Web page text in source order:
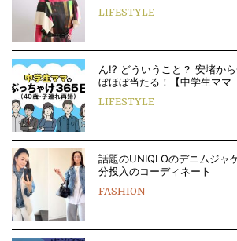
LIFESTYLE
ん!? どういうこと？ 安堵か
ぼほぼ当たる！【中学生ママ
LIFESTYLE
話題のUNIQLOのデニムジャ
分投入のコーディネート
FASHION